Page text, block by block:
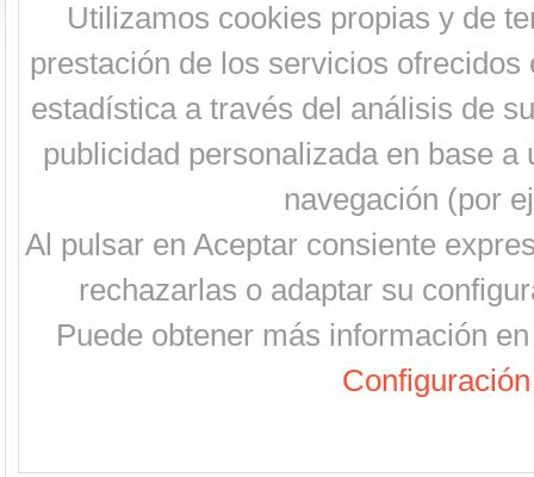
Utilizamos cookies propias y de
prestación de los servicios
estadística a través del análisis de
publicidad personalizada en base
navegación (por
Al pulsar en Aceptar consiente
rechazarlas o adaptar su
Puede obtener más información